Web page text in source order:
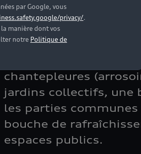
par Google, vous
privacy/.
manière dont vos
notre Politique de
Ré-imaginant les
d’eau non-potable du
Topique se décline
bassin intégrant une
chantepleures
jardins collectifs, une
les parties
bouche de
espaces publics.